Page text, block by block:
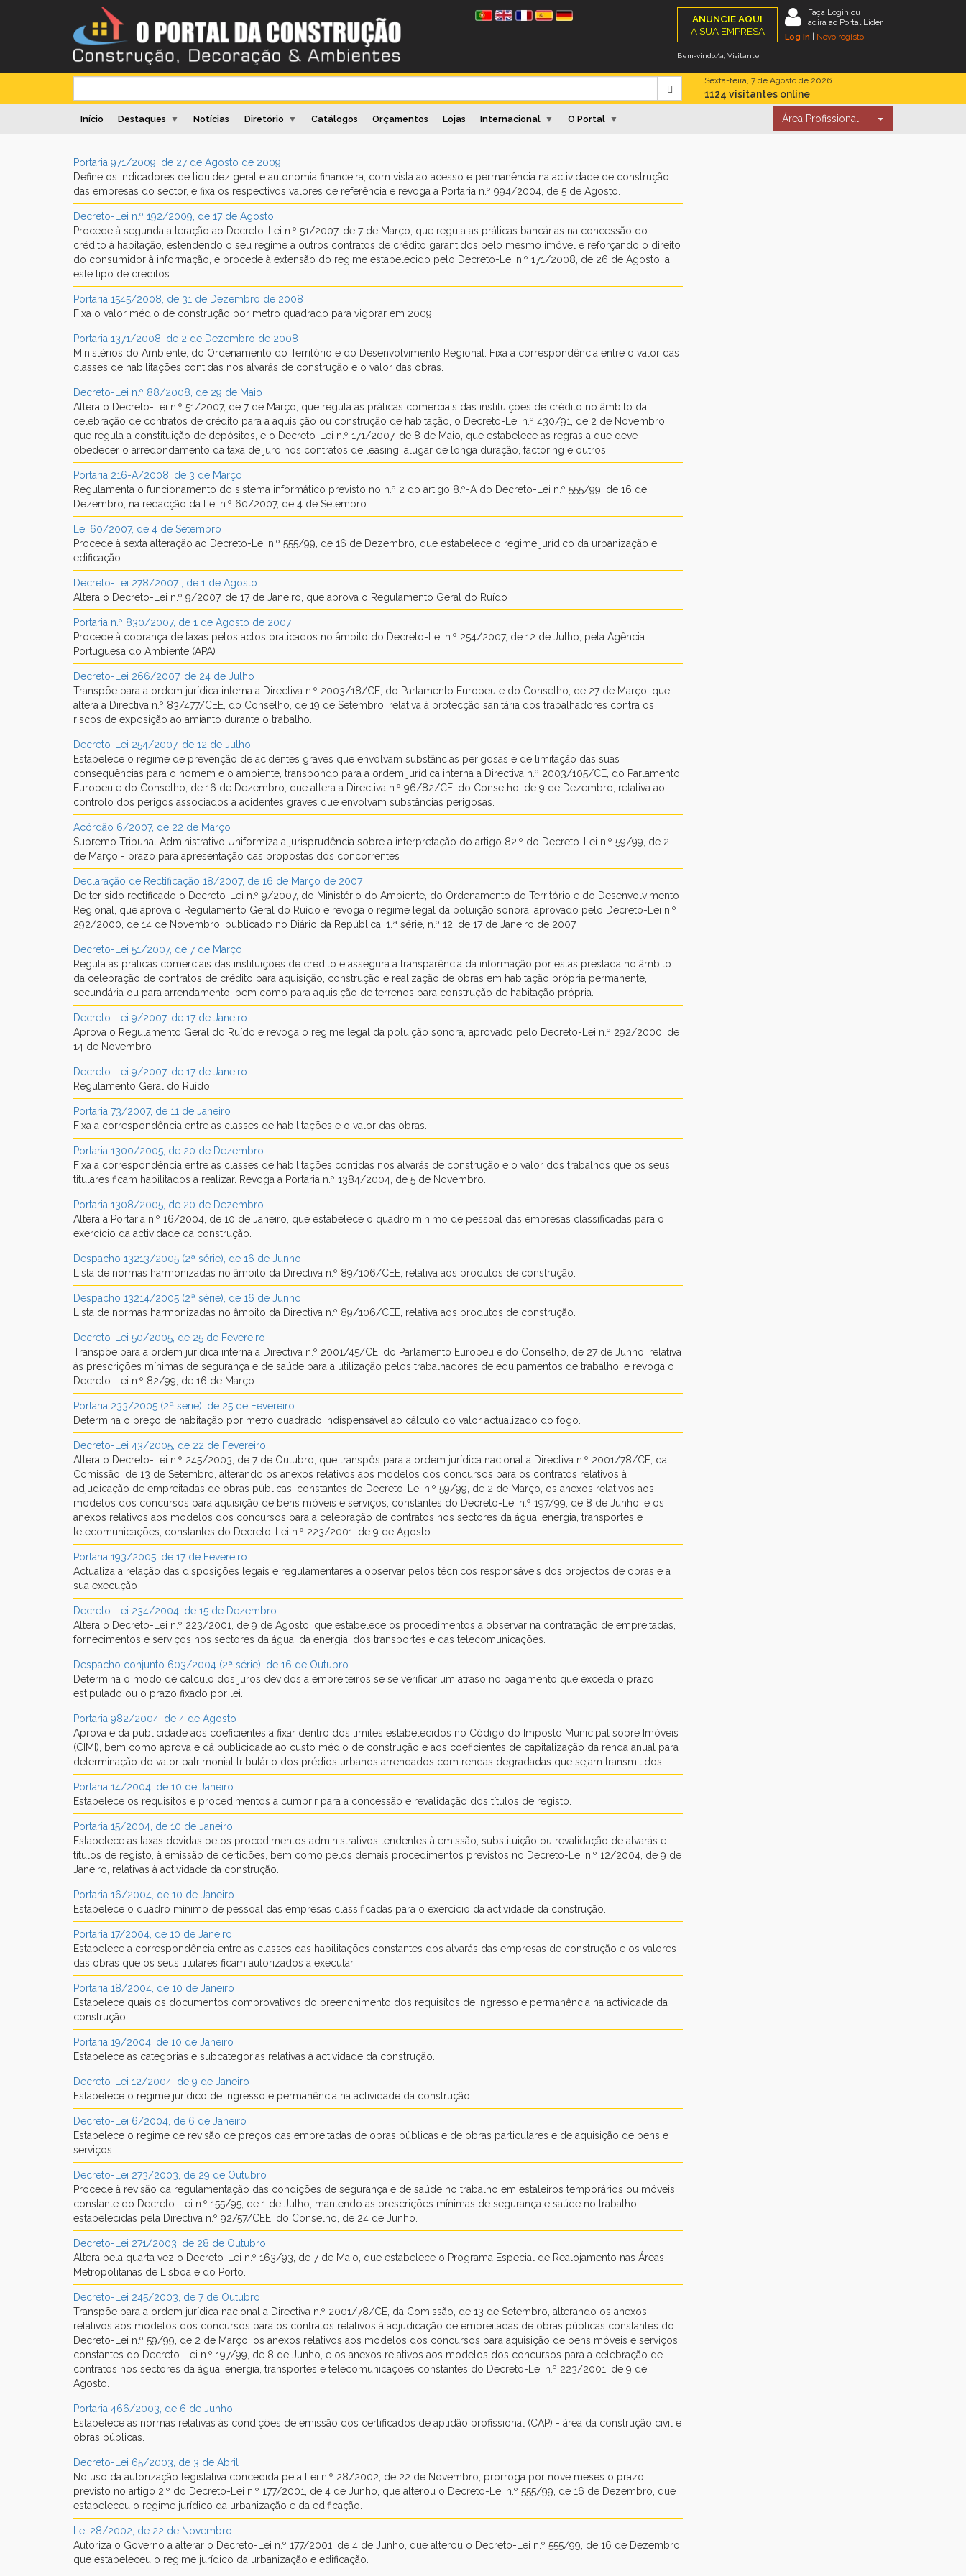
ANUNCIE AQUI
A SUA EMPRESA
Faça Login ou
adira ao Portal Líder
Log In
Novo registo
Bem-vindo/a, Visitante
Sexta-feira, 7 de Agosto de 2026
1124 visitantes online
Início Destaques ▼ Notícias Diretório ▼ Catálogos Orçamentos Lojas Internacional ▼ O Portal ▼ Área Profissional
Portaria 971/2009, de 27 de Agosto de 2009
Define os indicadores de liquidez geral e autonomia financeira, com vista ao acesso e permanência na actividade de construção
das empresas do sector, e fixa os respectivos valores de referência e revoga a Portaria n.º 994/2004, de 5 de Agosto.
Decreto-Lei n.º 192/2009, de 17 de Agosto
Procede à segunda alteração ao Decreto-Lei n.º 51/2007, de 7 de Março, que regula as práticas bancárias na concessão do
crédito à habitação, estendendo o seu regime a outros contratos de crédito garantidos pelo mesmo imóvel e reforçando o direito
do consumidor à informação, e procede à extensão do regime estabelecido pelo Decreto-Lei n.º 171/2008, de 26 de Agosto, a
este tipo de créditos
Portaria 1545/2008, de 31 de Dezembro de 2008
Fixa o valor médio de construção por metro quadrado para vigorar em 2009.
Portaria 1371/2008, de 2 de Dezembro de 2008
Ministérios do Ambiente, do Ordenamento do Território e do Desenvolvimento Regional. Fixa a correspondência entre o valor das
classes de habilitações contidas nos alvarás de construção e o valor das obras.
Decreto-Lei n.º 88/2008, de 29 de Maio
Altera o Decreto-Lei n.º 51/2007, de 7 de Março, que regula as práticas comerciais das instituições de crédito no âmbito da
celebração de contratos de crédito para a aquisição ou construção de habitação, o Decreto-Lei n.º 430/91, de 2 de Novembro,
que regula a constituição de depósitos, e o Decreto-Lei n.º 171/2007, de 8 de Maio, que estabelece as regras a que deve
obedecer o arredondamento da taxa de juro nos contratos de leasing, alugar de longa duração, factoring e outros.
Portaria 216-A/2008, de 3 de Março
Regulamenta o funcionamento do sistema informático previsto no n.º 2 do artigo 8.º-A do Decreto-Lei n.º 555/99, de 16 de
Dezembro, na redacção da Lei n.º 60/2007, de 4 de Setembro
Lei 60/2007, de 4 de Setembro
Procede à sexta alteração ao Decreto-Lei n.º 555/99, de 16 de Dezembro, que estabelece o regime jurídico da urbanização e
edificação
Decreto-Lei 278/2007 , de 1 de Agosto
Altera o Decreto-Lei n.º 9/2007, de 17 de Janeiro, que aprova o Regulamento Geral do Ruído
Portaria n.º 830/2007, de 1 de Agosto de 2007
Procede à cobrança de taxas pelos actos praticados no âmbito do Decreto-Lei n.º 254/2007, de 12 de Julho, pela Agência
Portuguesa do Ambiente (APA)
Decreto-Lei 266/2007, de 24 de Julho
Transpõe para a ordem jurídica interna a Directiva n.º 2003/18/CE, do Parlamento Europeu e do Conselho, de 27 de Março, que
altera a Directiva n.º 83/477/CEE, do Conselho, de 19 de Setembro, relativa à protecção sanitária dos trabalhadores contra os
riscos de exposição ao amianto durante o trabalho.
Decreto-Lei 254/2007, de 12 de Julho
Estabelece o regime de prevenção de acidentes graves que envolvam substâncias perigosas e de limitação das suas
consequências para o homem e o ambiente, transpondo para a ordem jurídica interna a Directiva n.º 2003/105/CE, do Parlamento
Europeu e do Conselho, de 16 de Dezembro, que altera a Directiva n.º 96/82/CE, do Conselho, de 9 de Dezembro, relativa ao
controlo dos perigos associados a acidentes graves que envolvam substâncias perigosas.
Acórdão 6/2007, de 22 de Março
Supremo Tribunal Administrativo Uniformiza a jurisprudência sobre a interpretação do artigo 82.º do Decreto-Lei n.º 59/99, de 2
de Março - prazo para apresentação das propostas dos concorrentes
Declaração de Rectificação 18/2007, de 16 de Março de 2007
De ter sido rectificado o Decreto-Lei n.º 9/2007, do Ministério do Ambiente, do Ordenamento do Território e do Desenvolvimento
Regional, que aprova o Regulamento Geral do Ruído e revoga o regime legal da poluição sonora, aprovado pelo Decreto-Lei n.º
292/2000, de 14 de Novembro, publicado no Diário da República, 1.ª série, n.º 12, de 17 de Janeiro de 2007
Decreto-Lei 51/2007, de 7 de Março
Regula as práticas comerciais das instituições de crédito e assegura a transparência da informação por estas prestada no âmbito
da celebração de contratos de crédito para aquisição, construção e realização de obras em habitação própria permanente,
secundária ou para arrendamento, bem como para aquisição de terrenos para construção de habitação própria.
Decreto-Lei 9/2007, de 17 de Janeiro
Aprova o Regulamento Geral do Ruído e revoga o regime legal da poluição sonora, aprovado pelo Decreto-Lei n.º 292/2000, de
14 de Novembro
Decreto-Lei 9/2007, de 17 de Janeiro
Regulamento Geral do Ruído.
Portaria 73/2007, de 11 de Janeiro
Fixa a correspondência entre as classes de habilitações e o valor das obras.
Portaria 1300/2005, de 20 de Dezembro
Fixa a correspondência entre as classes de habilitações contidas nos alvarás de construção e o valor dos trabalhos que os seus
titulares ficam habilitados a realizar. Revoga a Portaria n.º 1384/2004, de 5 de Novembro.
Portaria 1308/2005, de 20 de Dezembro
Altera a Portaria n.º 16/2004, de 10 de Janeiro, que estabelece o quadro mínimo de pessoal das empresas classificadas para o
exercício da actividade da construção.
Despacho 13213/2005 (2ª série), de 16 de Junho
Lista de normas harmonizadas no âmbito da Directiva n.º 89/106/CEE, relativa aos produtos de construção.
Despacho 13214/2005 (2ª série), de 16 de Junho
Lista de normas harmonizadas no âmbito da Directiva n.º 89/106/CEE, relativa aos produtos de construção.
Decreto-Lei 50/2005, de 25 de Fevereiro
Transpõe para a ordem jurídica interna a Directiva n.º 2001/45/CE, do Parlamento Europeu e do Conselho, de 27 de Junho, relativa
às prescrições mínimas de segurança e de saúde para a utilização pelos trabalhadores de equipamentos de trabalho, e revoga o
Decreto-Lei n.º 82/99, de 16 de Março.
Portaria 233/2005 (2ª série), de 25 de Fevereiro
Determina o preço de habitação por metro quadrado indispensável ao cálculo do valor actualizado do fogo.
Decreto-Lei 43/2005, de 22 de Fevereiro
Altera o Decreto-Lei n.º 245/2003, de 7 de Outubro, que transpôs para a ordem jurídica nacional a Directiva n.º 2001/78/CE, da
Comissão, de 13 de Setembro, alterando os anexos relativos aos modelos dos concursos para os contratos relativos à
adjudicação de empreitadas de obras públicas, constantes do Decreto-Lei n.º 59/99, de 2 de Março, os anexos relativos aos
modelos dos concursos para aquisição de bens móveis e serviços, constantes do Decreto-Lei n.º 197/99, de 8 de Junho, e os
anexos relativos aos modelos dos concursos para a celebração de contratos nos sectores da água, energia, transportes e
telecomunicações, constantes do Decreto-Lei n.º 223/2001, de 9 de Agosto
Portaria 193/2005, de 17 de Fevereiro
Actualiza a relação das disposições legais e regulamentares a observar pelos técnicos responsáveis dos projectos de obras e a
sua execução
Decreto-Lei 234/2004, de 15 de Dezembro
Altera o Decreto-Lei n.º 223/2001, de 9 de Agosto, que estabelece os procedimentos a observar na contratação de empreitadas,
fornecimentos e serviços nos sectores da água, da energia, dos transportes e das telecomunicações.
Despacho conjunto 603/2004 (2ª série), de 16 de Outubro
Determina o modo de cálculo dos juros devidos a empreiteiros se se verificar um atraso no pagamento que exceda o prazo
estipulado ou o prazo fixado por lei.
Portaria 982/2004, de 4 de Agosto
Aprova e dá publicidade aos coeficientes a fixar dentro dos limites estabelecidos no Código do Imposto Municipal sobre Imóveis
(CIMI), bem como aprova e dá publicidade ao custo médio de construção e aos coeficientes de capitalização da renda anual para
determinação do valor patrimonial tributário dos prédios urbanos arrendados com rendas degradadas que sejam transmitidos.
Portaria 14/2004, de 10 de Janeiro
Estabelece os requisitos e procedimentos a cumprir para a concessão e revalidação dos títulos de registo.
Portaria 15/2004, de 10 de Janeiro
Estabelece as taxas devidas pelos procedimentos administrativos tendentes à emissão, substituição ou revalidação de alvarás e
títulos de registo, à emissão de certidões, bem como pelos demais procedimentos previstos no Decreto-Lei n.º 12/2004, de 9 de
Janeiro, relativas à actividade da construção.
Portaria 16/2004, de 10 de Janeiro
Estabelece o quadro mínimo de pessoal das empresas classificadas para o exercício da actividade da construção.
Portaria 17/2004, de 10 de Janeiro
Estabelece a correspondência entre as classes das habilitações constantes dos alvarás das empresas de construção e os valores
das obras que os seus titulares ficam autorizados a executar.
Portaria 18/2004, de 10 de Janeiro
Estabelece quais os documentos comprovativos do preenchimento dos requisitos de ingresso e permanência na actividade da
construção.
Portaria 19/2004, de 10 de Janeiro
Estabelece as categorias e subcategorias relativas à actividade da construção.
Decreto-Lei 12/2004, de 9 de Janeiro
Estabelece o regime jurídico de ingresso e permanência na actividade da construção.
Decreto-Lei 6/2004, de 6 de Janeiro
Estabelece o regime de revisão de preços das empreitadas de obras públicas e de obras particulares e de aquisição de bens e
serviços.
Decreto-Lei 273/2003, de 29 de Outubro
Procede à revisão da regulamentação das condições de segurança e de saúde no trabalho em estaleiros temporários ou móveis,
constante do Decreto-Lei n.º 155/95, de 1 de Julho, mantendo as prescrições mínimas de segurança e saúde no trabalho
estabelecidas pela Directiva n.º 92/57/CEE, do Conselho, de 24 de Junho.
Decreto-Lei 271/2003, de 28 de Outubro
Altera pela quarta vez o Decreto-Lei n.º 163/93, de 7 de Maio, que estabelece o Programa Especial de Realojamento nas Áreas
Metropolitanas de Lisboa e do Porto.
Decreto-Lei 245/2003, de 7 de Outubro
Transpõe para a ordem jurídica nacional a Directiva n.º 2001/78/CE, da Comissão, de 13 de Setembro, alterando os anexos
relativos aos modelos dos concursos para os contratos relativos à adjudicação de empreitadas de obras públicas constantes do
Decreto-Lei n.º 59/99, de 2 de Março, os anexos relativos aos modelos dos concursos para aquisição de bens móveis e serviços
constantes do Decreto-Lei n.º 197/99, de 8 de Junho, e os anexos relativos aos modelos dos concursos para a celebração de
contratos nos sectores da água, energia, transportes e telecomunicações constantes do Decreto-Lei n.º 223/2001, de 9 de
Agosto.
Portaria 466/2003, de 6 de Junho
Estabelece as normas relativas às condições de emissão dos certificados de aptidão profissional (CAP) - área da construção civil e
obras públicas.
Decreto-Lei 65/2003, de 3 de Abril
No uso da autorização legislativa concedida pela Lei n.º 28/2002, de 22 de Novembro, prorroga por nove meses o prazo
previsto no artigo 2.º do Decreto-Lei n.º 177/2001, de 4 de Junho, que alterou o Decreto-Lei n.º 555/99, de 16 de Dezembro, que
estabeleceu o regime jurídico da urbanização e da edificação.
Lei 28/2002, de 22 de Novembro
Autoriza o Governo a alterar o Decreto-Lei n.º 177/2001, de 4 de Junho, que alterou o Decreto-Lei n.º 555/99, de 16 de Dezembro,
que estabeleceu o regime jurídico da urbanização e edificação.